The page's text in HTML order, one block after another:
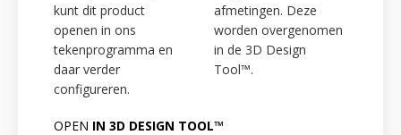
kunt dit product
openen in ons
tekenprogramma en
daar verder
configureren.
afmetingen. Deze
worden overgenomen
in de 3D Design
Tool™.
OPEN IN 3D DESIGN TOOL™